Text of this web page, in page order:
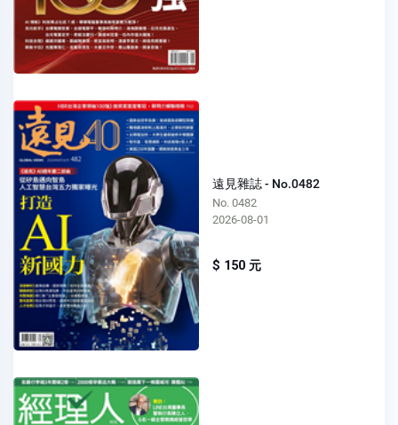
遠見雜誌 - No.0482
No. 0482
2026-08-01
$ 150 元